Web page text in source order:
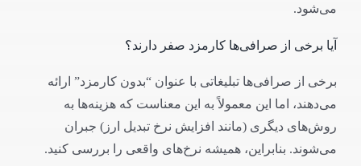
می‌شود.
آیا برخی از صرافی‌ها کارمزد صفر دارند؟
برخی از صرافی‌ها تبلیغاتی با عنوان “بدون کارمزد” ارائه
می‌دهند، اما این معمولاً به این معناست که هزینه‌ها به
روش‌های دیگری (مانند افزایش نرخ تبدیل ارز) جبران
می‌شوند. بنابراین، همیشه نرخ‌های واقعی را بررسی کنید.